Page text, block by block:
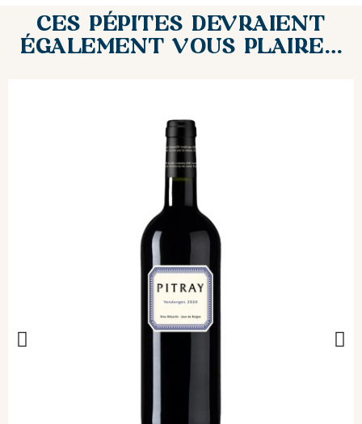
CES PÉPITES DEVRAIENT
ÉGALEMENT VOUS PLAIRE…